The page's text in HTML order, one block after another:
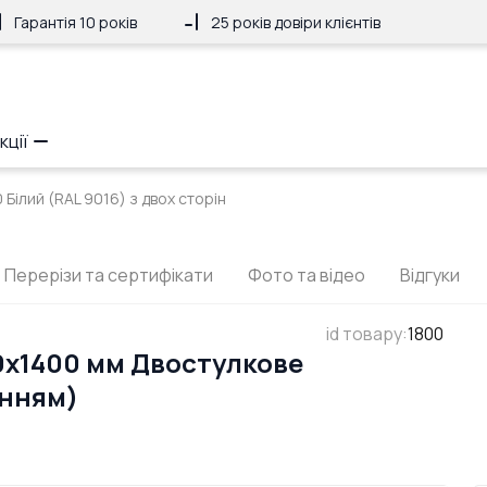
Гарантія 10 років 25 років довіри клієнтів
(RAL 9016) з двох сторін
Перерізи та сертифікати Фото та відео Відгуки
id товару:1800
мм Двостулкове